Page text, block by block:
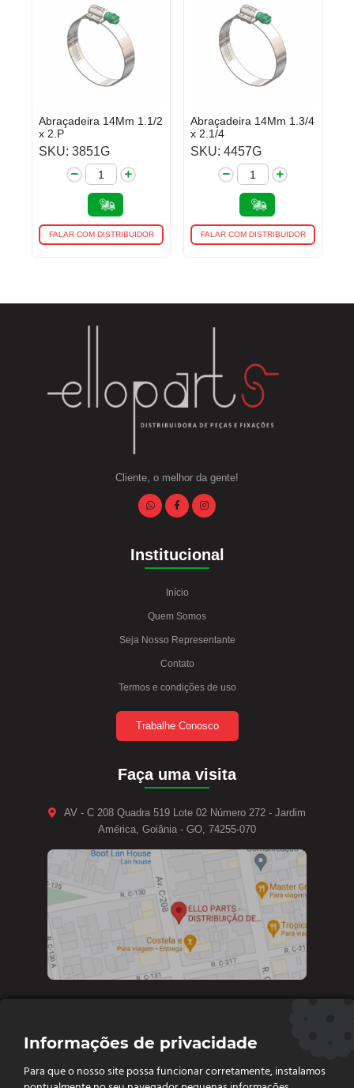
Abraçadeira 14Mm 1.1/2
x 2.P
SKU: 3851G
FALAR COM DISTRIBUIDOR
Abraçadeira 14Mm 1.3/4
x 2.1/4
SKU: 4457G
FALAR COM DISTRIBUIDOR
Cliente, o melhor da gente!
Institucional
Início
Quem Somos
Seja Nosso Representante
Contato
Termos e condições de uso
Trabalhe Conosco
Faça uma visita
AV - C 208 Quadra 519 Lote 02 Número 272 - Jardim
América, Goiânia - GO, 74255-070
Diretoria e vendas: (62) 9 9693-4273
Vendas e Financeiro: (62) 98261 - 0055
Informações de privacidade
Para que o nosso site possa funcionar corretamente, instalamos